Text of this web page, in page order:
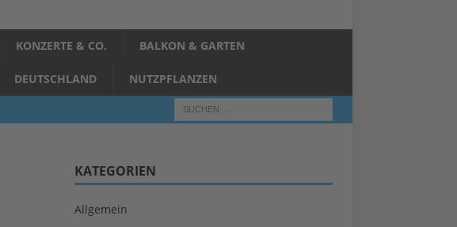
KONZERTE & CO. BALKON & GARTEN
DEUTSCHLAND NUTZPFLANZEN
KATEGORIEN
Allgemein